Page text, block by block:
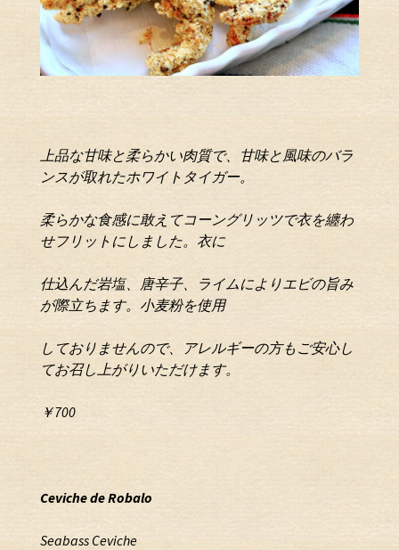
上品な甘味と柔らかい肉質で、甘味と風味のバラ
ンスが取れたホワイトタイガー。
柔らかな食感に敢えてコーングリッツで衣を纏わ
せフリットにしました。衣に
仕込んだ岩塩、唐辛子、ライムによりエビの旨み
が際立ちます。小麦粉を使用
しておりませんので、アレルギーの方も ご安心し
てお召し上がりいただけます。
￥700
CevichedeRobalo
Seabass Ceviche